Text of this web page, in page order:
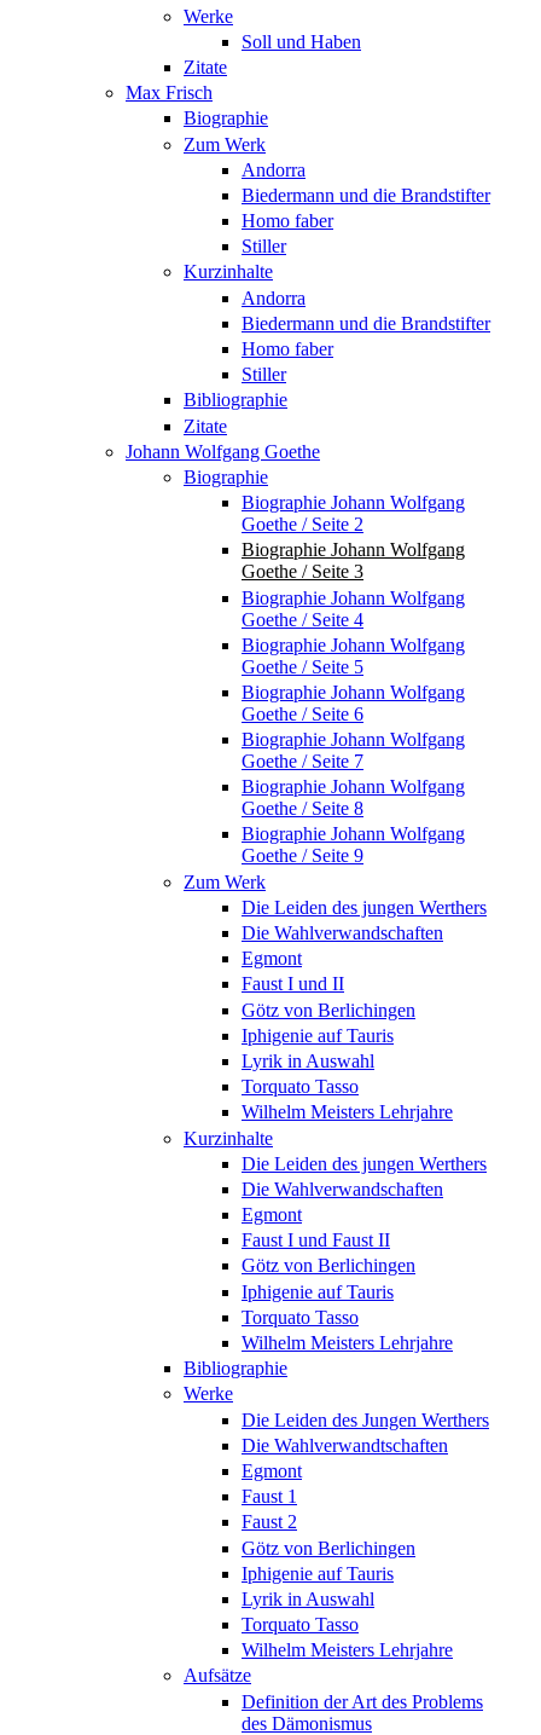
Werke
Soll und Haben
Zitate
Max Frisch
Biographie
Zum Werk
Andorra
Biedermann und die Brandstifter
Homo faber
Stiller
Kurzinhalte
Andorra
Biedermann und die Brandstifter
Homo faber
Stiller
Bibliographie
Zitate
Johann Wolfgang Goethe
Biographie
Biographie Johann Wolfgang
Goethe / Seite 2
Biographie Johann Wolfgang
Goethe / Seite 3
Biographie Johann Wolfgang
Goethe / Seite 4
Biographie Johann Wolfgang
Goethe / Seite 5
Biographie Johann Wolfgang
Goethe / Seite 6
Biographie Johann Wolfgang
Goethe / Seite 7
Biographie Johann Wolfgang
Goethe / Seite 8
Biographie Johann Wolfgang
Goethe / Seite 9
Zum Werk
Die Leiden des jungen Werthers
Die Wahlverwandschaften
Egmont
Faust I und II
Götz von Berlichingen
Iphigenie auf Tauris
Lyrik in Auswahl
Torquato Tasso
Wilhelm Meisters Lehrjahre
Kurzinhalte
Die Leiden des jungen Werthers
Die Wahlverwandschaften
Egmont
Faust I und Faust II
Götz von Berlichingen
Iphigenie auf Tauris
Torquato Tasso
Wilhelm Meisters Lehrjahre
Bibliographie
Werke
Die Leiden des Jungen Werthers
Die Wahlverwandtschaften
Egmont
Faust 1
Faust 2
Götz von Berlichingen
Iphigenie auf Tauris
Lyrik in Auswahl
Torquato Tasso
Wilhelm Meisters Lehrjahre
Aufsätze
Definition der Art des Problems
des Dämonismus